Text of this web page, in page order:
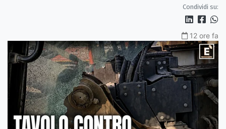
Condividi su:
12 ore fa